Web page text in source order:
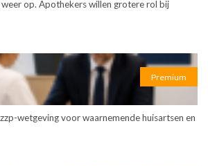
op. Apothekers willen grotere rol bij
Premium
wetgeving voor waarnemende huisartsen en